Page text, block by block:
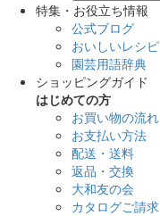
特集・お役立ち情報
公式ブログ
おいしいレシピ
園芸用語辞典
ショッピングガイド
はじめての方
お買い物の流れ
お支払い方法
配送・送料
返品・交換
大和友の会
カタログご請求